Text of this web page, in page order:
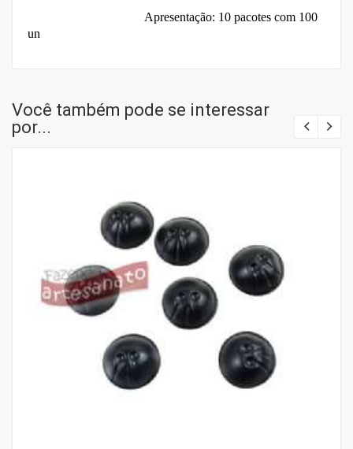
Apresentação: 10 pacotes com 100
un
Você também pode se interessar
por...